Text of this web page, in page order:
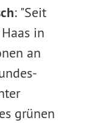
: "Seit
in
an
grünen